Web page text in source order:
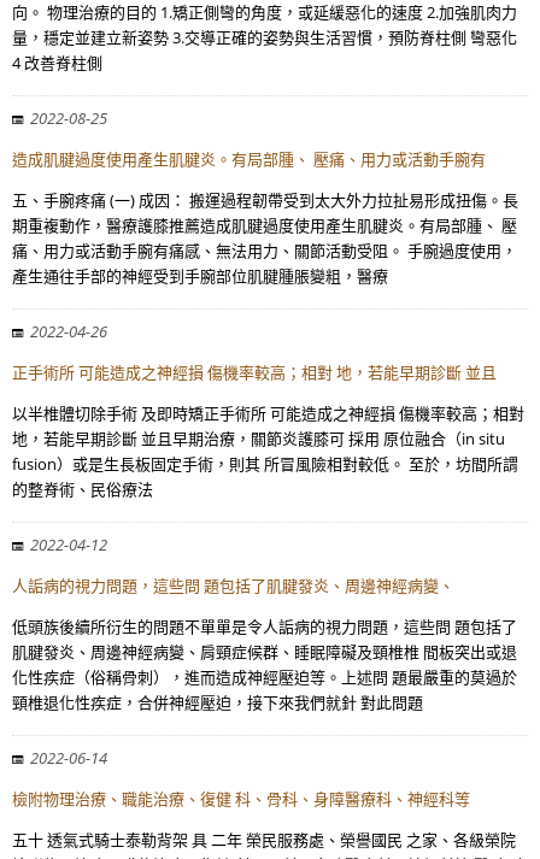
向。 物理治療的目的 1.矯正側彎的角度，或延緩惡化的速度 2.加強肌肉力
量，穩定並建立新姿勢 3.交導正確的姿勢與生活習慣，預防脊柱側 彎惡化
4 改善脊柱側
2022-08-25
造成肌腱過度使用產生肌腱炎。有局部腫、 壓痛、用力或活動手腕有
五、手腕疼痛 (一) 成因： 搬運過程韌帶受到太大外力拉扯易形成扭傷。長
期重複動作，醫療護膝推薦造成肌腱過度使用產生肌腱炎。有局部腫、 壓
痛、用力或活動手腕有痛感、無法用力、關節活動受阻。 手腕過度使用，
產生通往手部的神經受到手腕部位肌腱腫脹變粗，醫療
2022-04-26
正手術所 可能造成之神經損 傷機率較高；相對 地，若能早期診斷 並且
以半椎體切除手術 及即時矯正手術所 可能造成之神經損 傷機率較高；相對
地，若能早期診斷 並且早期治療，關節炎護膝可 採用 原位融合（in situ
fusion）或是生長板固定手術，則其 所冒風險相對較低。 至於，坊間所謂
的整脊術、民俗療法
2022-04-12
人詬病的視力問題，這些問 題包括了肌腱發炎、周邊神經病變、
低頭族後續所衍生的問題不單單是令人詬病的視力問題，這些問 題包括了
肌腱發炎、周邊神經病變、肩頸症候群、睡眠障礙及頸椎椎 間板突出或退
化性疾症（俗稱骨刺），進而造成神經壓迫等。上述問 題最嚴重的莫過於
頸椎退化性疾症，合併神經壓迫，接下來我們就針 對此問題
2022-06-14
檢附物理治療、職能治療、復健 科、骨科、身障醫療科、神經科等
五十 透氣式騎士泰勒背架 具 二年 榮民服務處、榮譽國民 之家、各級榮院